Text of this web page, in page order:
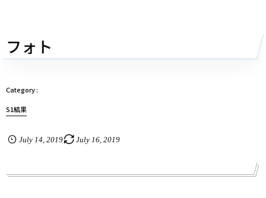
フォト
S1結果
July 14, 2019 July 16, 2019